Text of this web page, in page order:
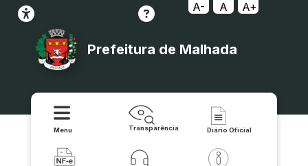
A- A A+
Prefeitura de Malhada
Menu Transparência Diário Oficial